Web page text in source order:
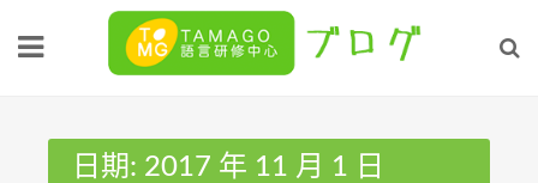
日期: 2017 年 11 月 1 日